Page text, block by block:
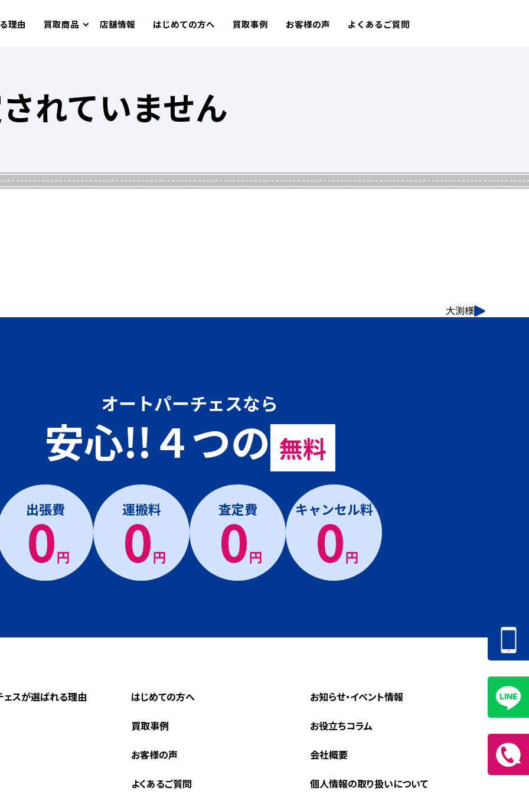
理由 買取商品 店舗情報 はじめての方へ 買取事例 お客様の声 よくあるご質問
れていません
大渕様
オートパーチェスなら
安心!!４つの 無料
出張費
0円
運搬料
0円
査定費
0円
キャンセル料
0円
ェスが選ばれる理由 はじめての方へ
買取事例
お客様の声
よくあるご質問
お知らせ・イベント情報
お役立ちコラム
会社概要
個人情報の取り扱いについて